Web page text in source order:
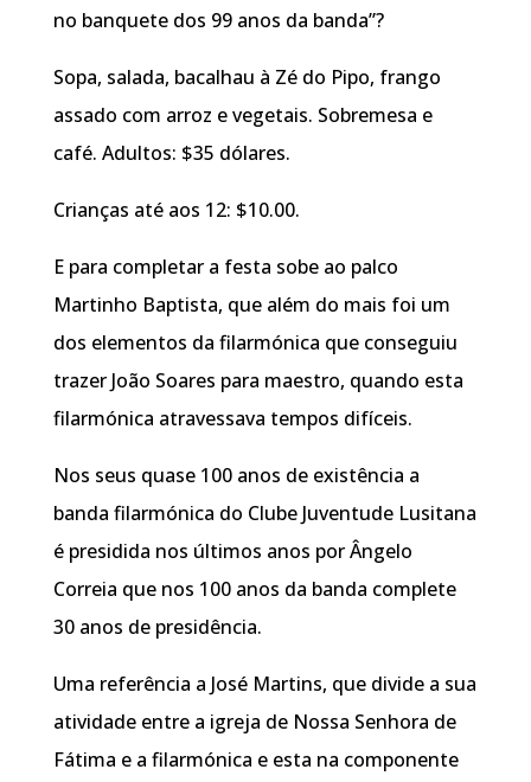
no banquete dos 99 anos da banda”?
Sopa, salada, bacalhau à Zé do Pipo, frango
assado com arroz e vegetais. Sobremesa e
café. Adultos: $35 dólares.
Crianças até aos 12: $10.00.
E para completar a festa sobe ao palco
Martinho Baptista, que além do mais foi um
dos elementos da filarmónica que conseguiu
trazer João Soares para maestro, quando esta
filarmónica atravessava tempos difíceis.
Nos seus quase 100 anos de existência a
banda filarmónica do Clube Juventude Lusitana
é presidida nos últimos anos por Ângelo
Correia que nos 100 anos da banda complete
30 anos de presidência.
Uma referência a José Martins, que divide a sua
atividade entre a igreja de Nossa Senhora de
Fátima e a filarmónica e esta na componente